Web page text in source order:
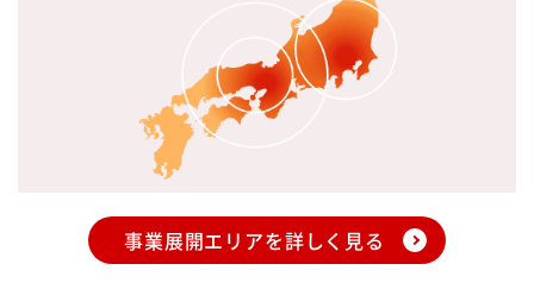
事業展開エリアを詳しく見る